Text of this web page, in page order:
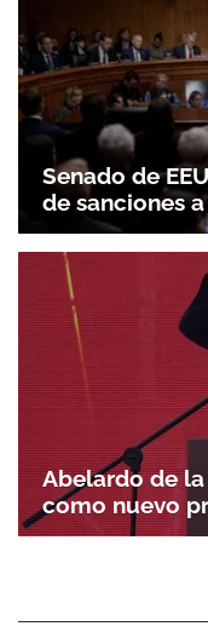
Senado de
de sanciones
Abelardo de
como nuevo